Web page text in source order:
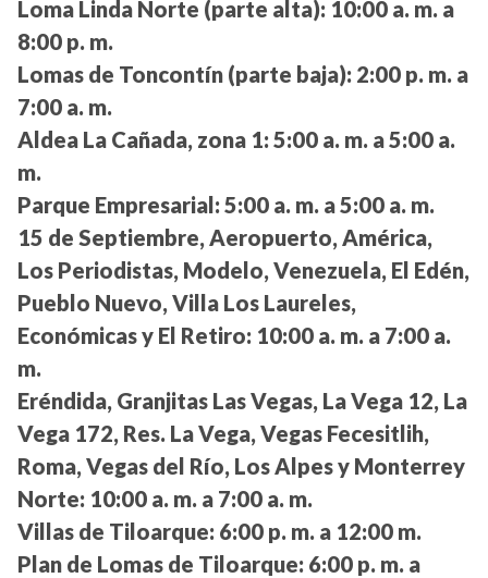
Loma Linda Norte (parte alta): 10:00 a. m. a
8:00 p. m.
Lomas de Toncontín (parte baja): 2:00 p. m. a
7:00 a. m.
Aldea La Cañada, zona 1: 5:00 a. m. a 5:00 a.
m.
Parque Empresarial: 5:00 a. m. a 5:00 a. m.
15 de Septiembre, Aeropuerto, América,
Los Periodistas, Modelo, Venezuela, El Edén,
Pueblo Nuevo, Villa Los Laureles,
Económicas y El Retiro: 10:00 a. m. a 7:00 a.
m.
Eréndida, Granjitas Las Vegas, La Vega 12, La
Vega 172, Res. La Vega, Vegas Fecesitlih,
Roma, Vegas del Río, Los Alpes y Monterrey
Norte: 10:00 a. m. a 7:00 a. m.
Villas de Tiloarque: 6:00 p. m. a 12:00 m.
Plan de Lomas de Tiloarque: 6:00 p. m. a